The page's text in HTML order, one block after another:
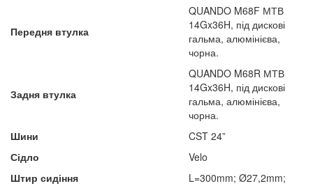
Передня втулка
QUANDO M68F МТВ
14Gx36H, під дискові
гальма, алюмінієва,
чорна.
Задня втулка
QUANDO M68R МТВ
14Gx36H, під дискові
гальма, алюмінієва,
чорна.
Шини
CST 24”
Сідло
Velo
Штир сидіння
L=300mm; Ø27,2mm;